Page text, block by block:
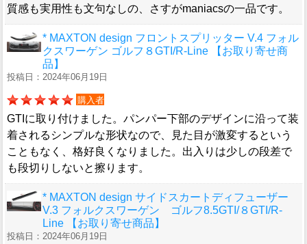
質感も実用性も文句なしの、さすがmaniacsの一品です。
* MAXTON design フロントスプリッター V.4 フォル
クスワーゲン ゴルフ８GTI/R-Line 【お取り寄せ商
品】
投稿日：2024年06月19日
購入者
GTIに取り付けました。パンパー下部のデザインに沿って装
着されるシンプルな形状なので、見た目が激変するという
こともなく、格好良くなりました。出入りは少しの段差で
も段切りしないと擦ります。
* MAXTON design サイドスカートディフューザー
V.3 フォルクスワーゲン ゴルフ8.5GTI/８GTI/R-
Line 【お取り寄せ商品】
投稿日：2024年06月19日